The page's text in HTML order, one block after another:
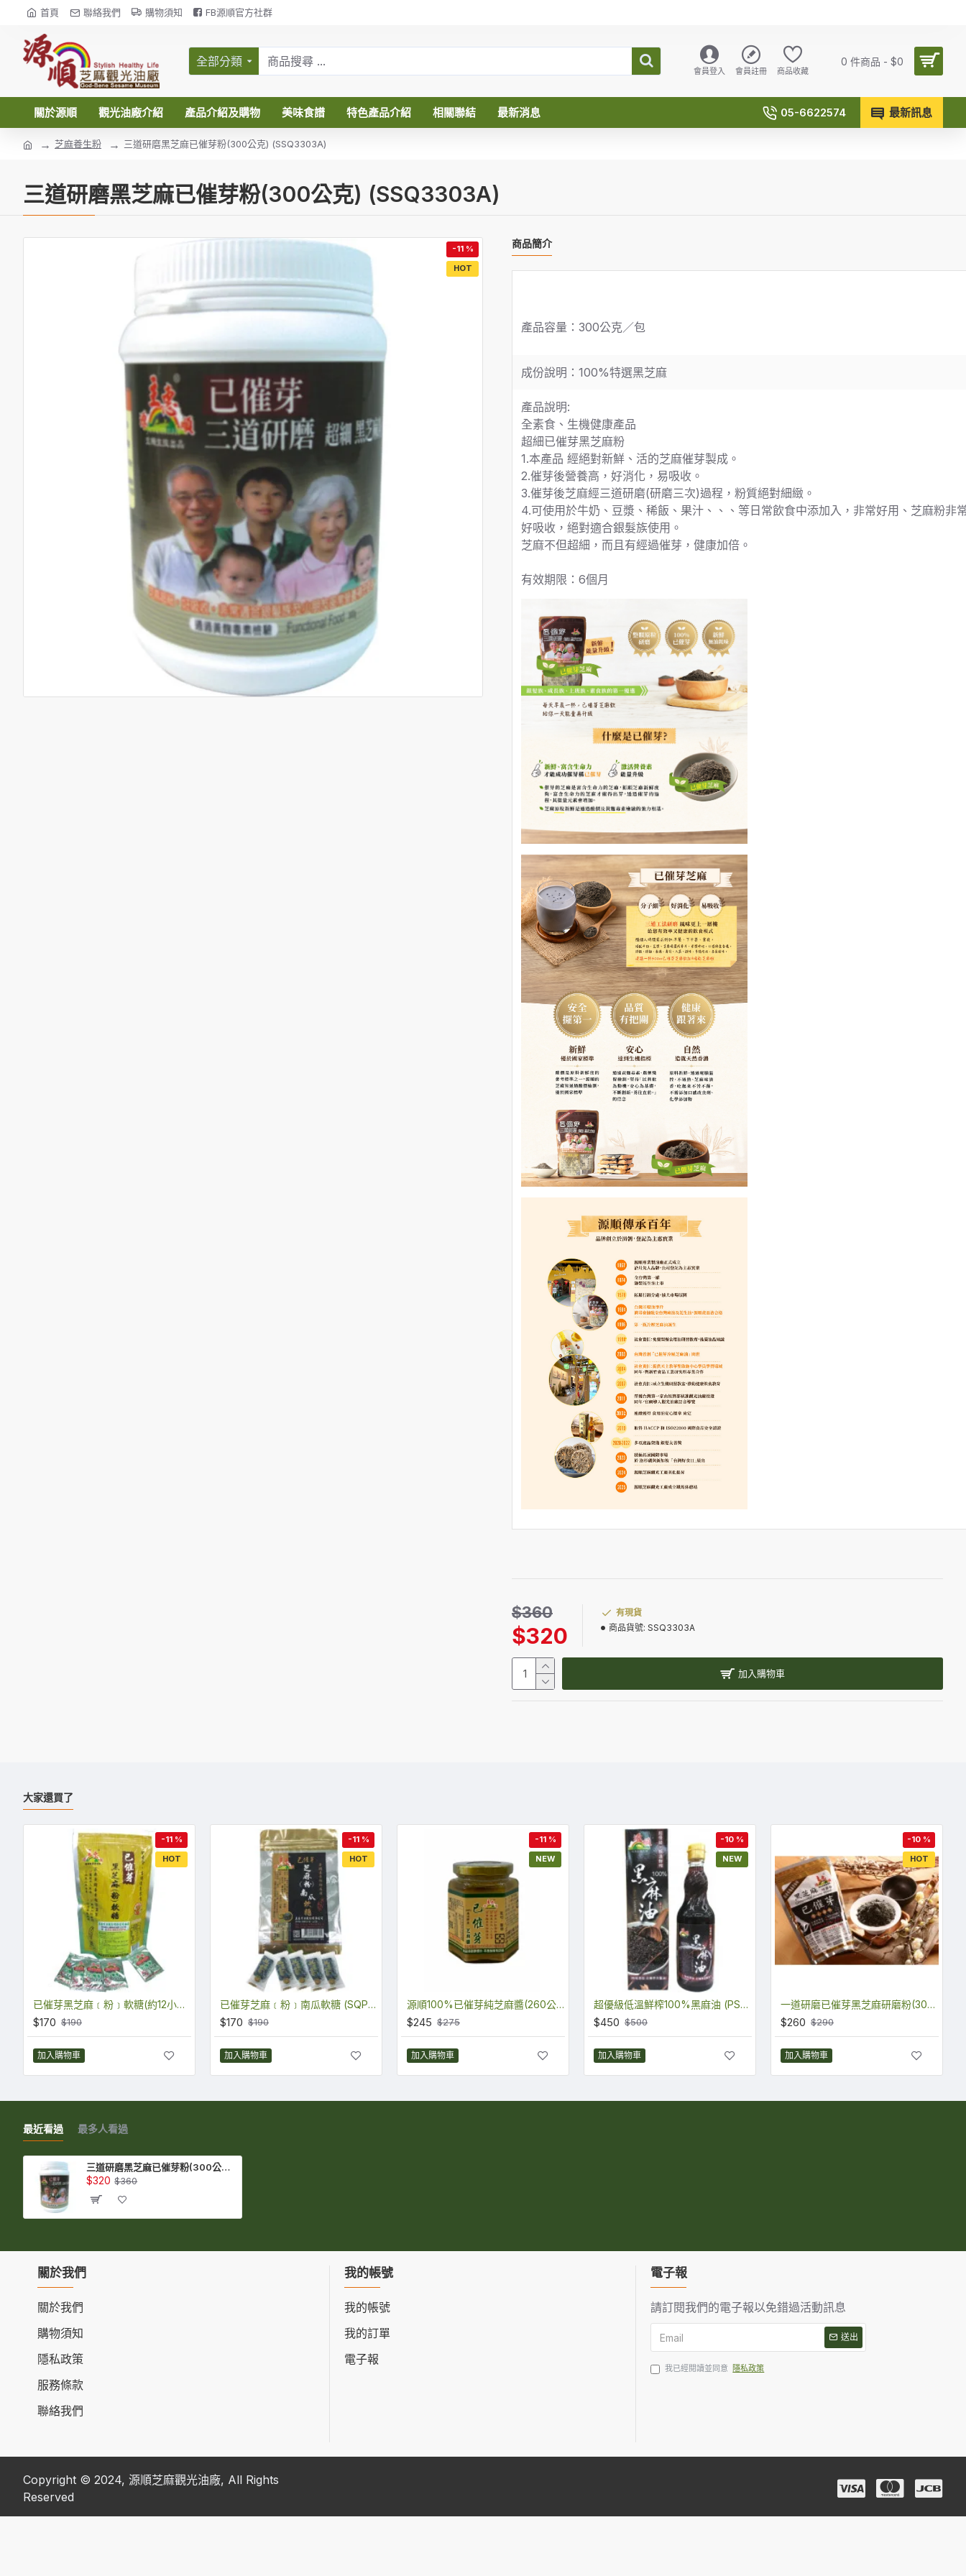
首頁 聯絡我們 購物須知 FB源順官方社群
全部分類
會員登入 會員註冊 商品收藏
0 件商品 - $0
關於源順 觀光油廠介紹 產品介紹及購物 美味食譜 特色產品介紹 相關聯結 最新消息 05-6622574 最新訊息
芝麻養生粉 三道研磨黑芝麻已催芽粉(300公克) (SSQ3303A)
三道研磨黑芝麻已催芽粉(300公克) (SSQ3303A)
HOT
-11 % 商品簡介
產品容量：300公克／包
成份說明：100%特選黑芝麻
產品說明:
全素食、生機健康產品
超細已催芽黑芝麻粉
1.本產品 經絕對新鮮、活的芝麻催芽製成。
2.催芽後營養高，好消化，易吸收。
3.催芽後芝麻經三道研磨(研磨三次)過程，粉質絕對細緻。
4.可使用於牛奶、豆漿、稀飯、果汁、、、等日常飲食中添加入，非常好用、芝麻粉非
好吸收，絕對適合銀髮族使用。
芝麻不但超細，而且有經過催芽，健康加倍。
有效期限：6個月
$320
$360
有現貨
商品貨號: SSQ3303A
加入購物車
大家還買了
HOT
-11 %
已催芽黑芝麻﹝粉﹞軟糖(約12小塊/包) (SQ01)
$170 $190
加入購物車
HOT
-11 %
已催芽芝麻﹝粉﹞南瓜軟糖 (SQP01)
$170 $190
加入購物車
NEW
-11 %
源順100%已催芽純芝麻醬(260公克) (SCQ260)
$245 $275
加入購物車
NEW
-10 %
超優級低溫鮮榨100%黑麻油 (PSE570)
$450 $500
加入購物車
HOT
-10 %
一道研磨已催芽黑芝麻研磨粉(300公克/包) (QSS300)
$260 $290
加入購物車
最近看過 最多人看過
三道研磨黑芝麻已催芽粉(300公克) (SSQ3303A)
$320 $360
關於我們
關於我們
購物須知
隱私政策
服務條款
聯絡我們
我的帳號
我的帳號
我的訂單
電子報
電子報
請訂閱我們的電子報以免錯過活動訊息
送出
我已經閱讀並同意 隱私政策
Copyright © 2024, 源順芝麻觀光油廠, All Rights
Reserved